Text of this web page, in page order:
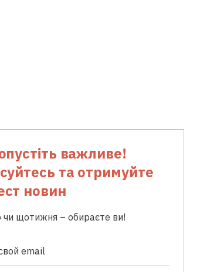
важливе!
та отримуйте
новин
щотижня – обираєте ви!